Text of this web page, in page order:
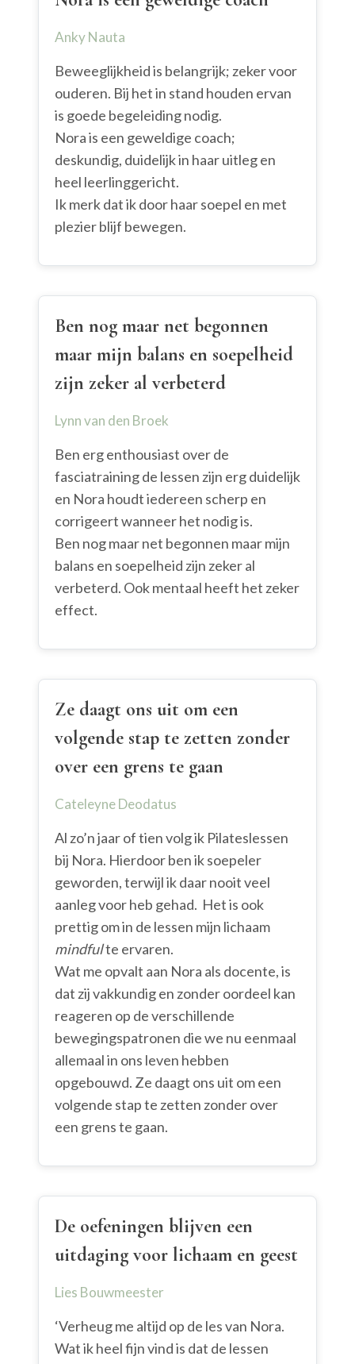
Anky Nauta
Beweeglijkheid is belangrijk; zeker voor
ouderen. Bij het in stand houden ervan
is goede begeleiding nodig.
Nora is een geweldige coach;
deskundig, duidelijk in haar uitleg en
heel leerlinggericht.
Ik merk dat ik door haar soepel en met
plezier blijf bewegen.
Ben nog maar net begonnen
maar mijn balans en soepelheid
zijn zeker al verbeterd
Lynn van den Broek
Ben erg enthousiast over de
fasciatraining de lessen zijn erg duidelijk
en Nora houdt iedereen scherp en
corrigeert wanneer het nodig is.
Ben nog maar net begonnen maar mijn
balans en soepelheid zijn zeker al
verbeterd. Ook mentaal heeft het zeker
effect.
Ze daagt ons uit om een
volgende stap te zetten zonder
over een grens te gaan
Cateleyne Deodatus
Al zo’n jaar of tien volg ik Pilateslessen
bij Nora. Hierdoor ben ik soepeler
geworden, terwijl ik daar nooit veel
aanleg voor heb gehad. Het is ook
prettig om in de lessen mijn lichaam
mindfulte ervaren.
Wat me opvalt aan Nora als docente, is
dat zij vakkundig en zonder oordeel kan
reageren op de verschillende
bewegingspatronen die we nu eenmaal
allemaal in ons leven hebben
opgebouwd. Ze daagt ons uit om een
volgende stap te zetten zonder over
een grens te gaan.
De oefeningen blijven een
uitdaging voor lichaam en geest
Lies Bouwmeester
‘Verheug me altijd op de les van Nora.
Wat ik heel fijn vind is dat de lessen